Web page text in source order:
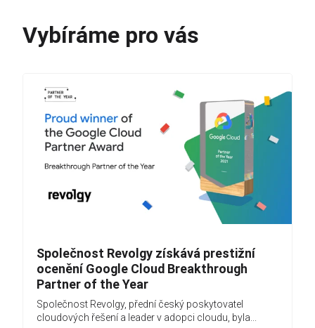
Vybíráme pro vás
Společnost Revolgy získává prestižní
ocenění Google Cloud Breakthrough
Partner of the Year
Společnost Revolgy, přední český poskytovatel
cloudových řešení a leader v adopci cloudu, byla...